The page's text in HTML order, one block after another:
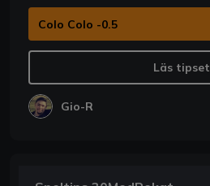
Colo Colo -0.5
Läs tipset
Gio-R